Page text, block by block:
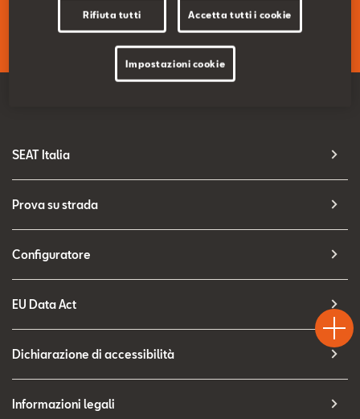
SEAT Italia
Prova su strada
Configuratore
EU Data Act
Dichiarazione di accessibilità
Informazioni legali
Drive
Chiama
Rifiuta tutti Accetta tutti i cookie
Impostazioni cookie